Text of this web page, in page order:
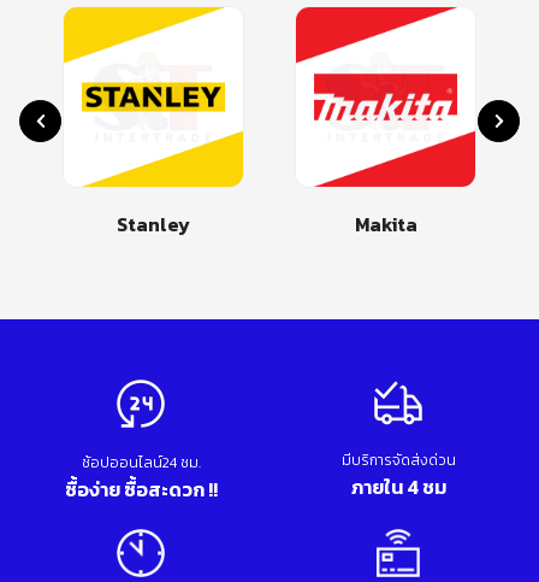
Stanley Makita
ช้อปออนไลน์24 ชม.
ซื้อง่าย ซื้อสะดวก !!
มีบริการจัดส่งด่วน
ภายใน 4 ชม